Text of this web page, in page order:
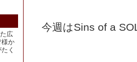
今週はSins of a
広
様か
く